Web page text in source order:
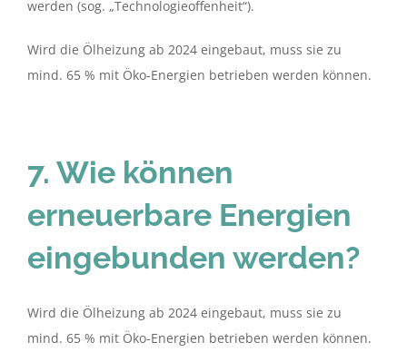
werden (sog. „Technologieoffenheit“).
Wird die Ölheizung ab 2024 eingebaut, muss sie zu
mind. 65 % mit Öko-Energien betrieben werden können.
7. Wie können
erneuerbare Energien
eingebunden werden?
Wird die Ölheizung ab 2024 eingebaut, muss sie zu
mind. 65 % mit Öko-Energien betrieben werden können.